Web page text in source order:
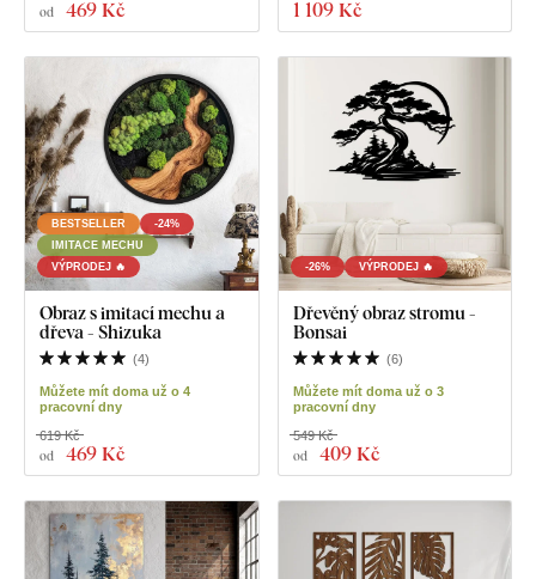
od 469 Kč 1 109 Kč
BESTSELLER
-24%
IMITACE MECHU
VÝPRODEJ 🔥
Obraz s imitací mechu a
dřeva - Shizuka
(4)
Můžete mít doma už o 4
pracovní dny
od 469 Kč
619 Kč
-26% VÝPRODEJ 🔥
Dřevěný obraz stromu -
Bonsai
(6)
Můžete mít doma už o 3
pracovní dny
od 409 Kč
549 Kč